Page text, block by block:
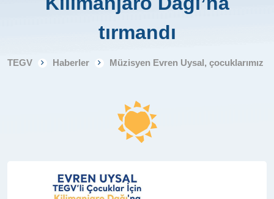
tırmandı
TEGV Haberler Müzisyen Evren Uysal, çocuklarımız